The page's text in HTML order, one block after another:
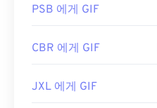
PSB 에게 GIF
CBR 에게 GIF
JXL 에게 GIF